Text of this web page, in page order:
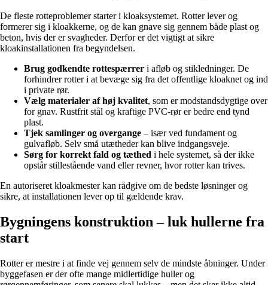
De fleste rotteproblemer starter i kloaksystemet. Rotter lever og
formerer sig i kloakkerne, og de kan gnave sig gennem både plast og
beton, hvis der er svagheder. Derfor er det vigtigt at sikre
kloakinstallationen fra begyndelsen.
Brug godkendte rottespærrer i afløb og stikledninger. De
forhindrer rotter i at bevæge sig fra det offentlige kloaknet og ind
i private rør.
Vælg materialer af høj kvalitet, som er modstandsdygtige over
for gnav. Rustfrit stål og kraftige PVC-rør er bedre end tynd
plast.
Tjek samlinger og overgange – især ved fundament og
gulvafløb. Selv små utætheder kan blive indgangsveje.
Sørg for korrekt fald og tæthed i hele systemet, så der ikke
opstår stillestående vand eller revner, hvor rotter kan trives.
En autoriseret kloakmester kan rådgive om de bedste løsninger og
sikre, at installationen lever op til gældende krav.
Bygningens konstruktion – luk hullerne fra
start
Rotter er mestre i at finde vej gennem selv de mindste åbninger. Under
byggefasen er der ofte mange midlertidige huller og